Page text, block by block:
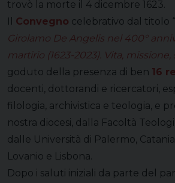
trovò la morte il 4 dicembre 1623.
Il Convegno celebrativo dal titolo “
Girolamo De Angelis nel 400°
martirio (1623-2023). Vita, missione,
goduto della presenza di ben 16
docenti, dottorandi e ricercatori,
filologia, archivistica e teologia, e
nostra diocesi, dalla Facoltà
dalle Università di Palermo,
Lovanio e Lisbona.
Dopo i saluti iniziali da parte del